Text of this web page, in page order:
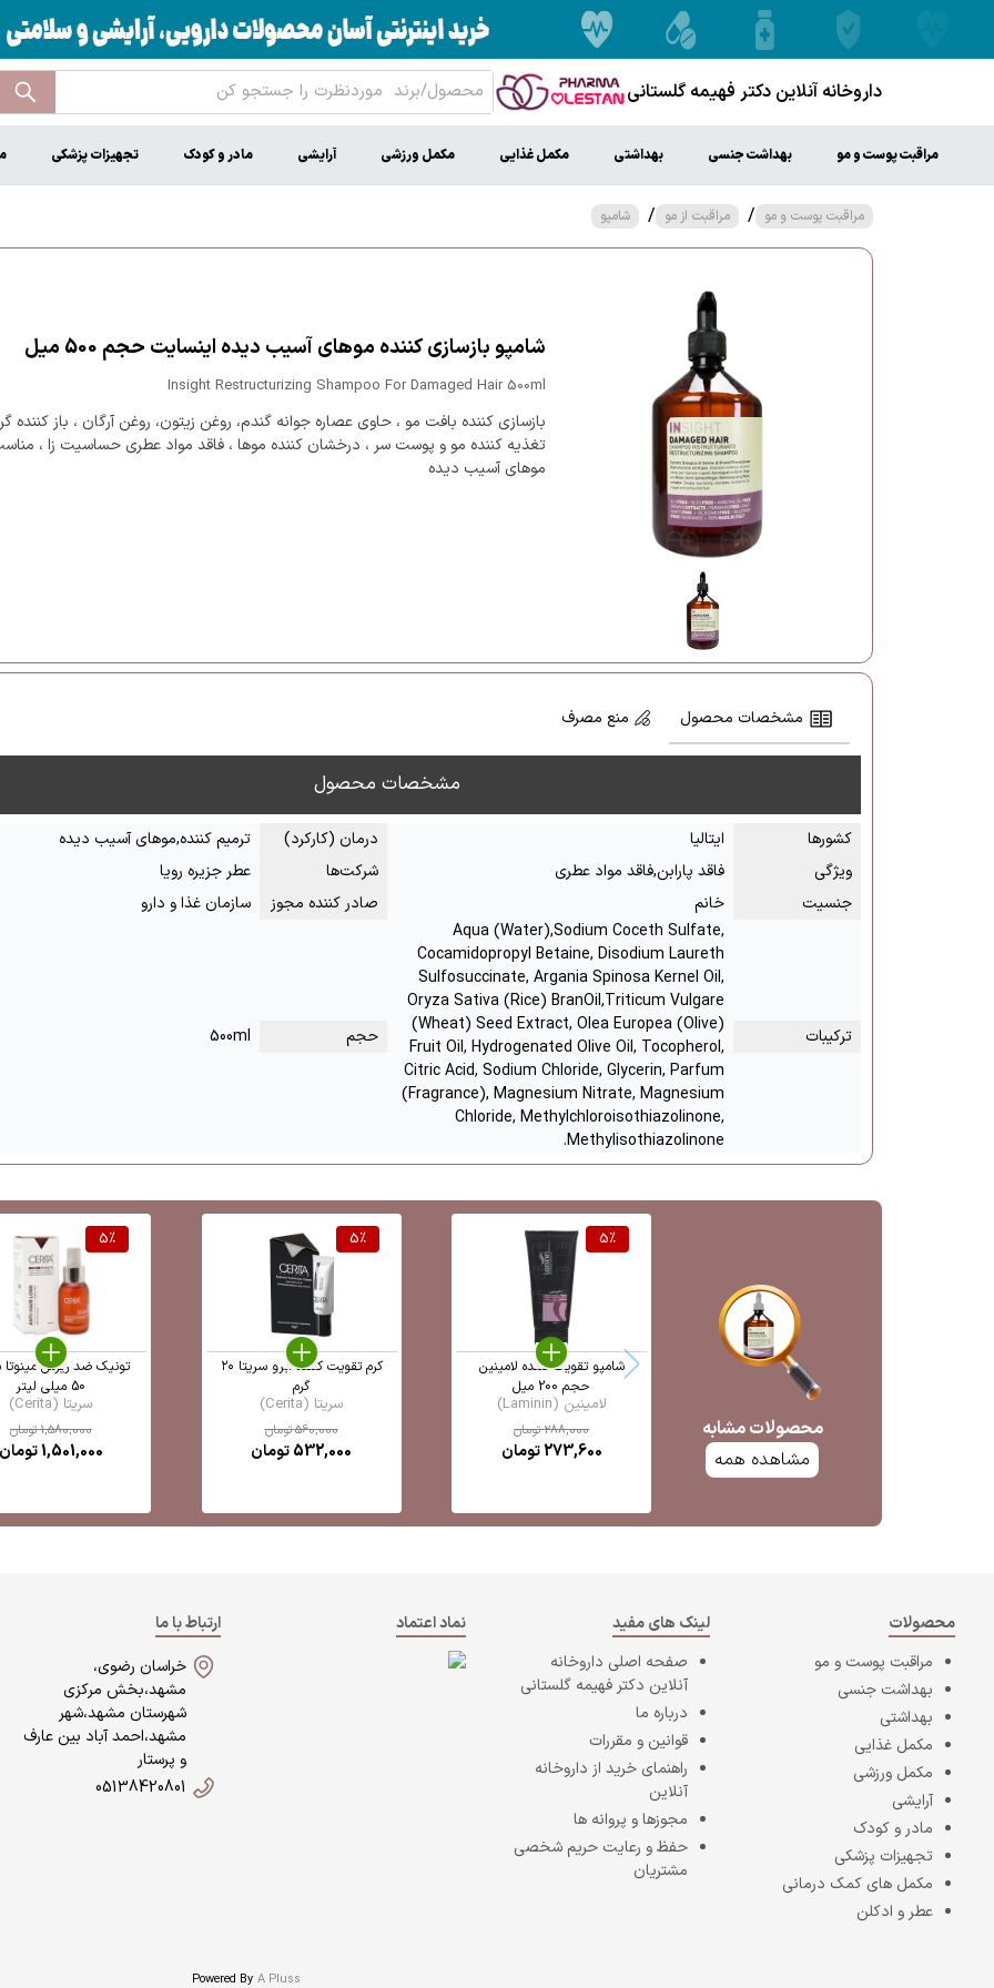
داروخانه آنلاین دکتر فهیمه گلستانی
مراقبت پوست و مو بهداشت جنسی بهداشتی مکمل غذایی مکمل ورزشی آرایشی مادر و کودک تجهیزات پزشکی
مراقبت پوست و مو / مراقبت از مو / شامپو
شامپو بازسازی کننده موهای آسیب دیده اینسایت حجم 500 میل
Insight Restructurizing Shampoo For Damaged Hair 500ml
بازسازی کننده بافت مو ، حاوی عصاره جوانه گندم، روغن زیتون، روغن آرگان ، باز کننده
تغذیه کننده مو و پوست سر ، درخشان کننده موها ، فاقد مواد عطری حساسیت زا ،
موهای آسیب دیده
مشخصات محصول منع مصرف
مشخصات محصول
کشور‌ها ایتالیا درمان (کارکرد)
ترمیم کننده,موهای آسیب دیده
ویژگی
فاقد پارابن,فاقد مواد عطری شرکت‌ها
عطر جزیره رویا
جنسیت
خانم صادر کننده مجوز سازمان غذا و دارو
ترکیبات
Aqua (Water),Sodium Coceth Sulfate,
Cocamidopropyl Betaine, Disodium Laureth
Sulfosuccinate, Argania Spinosa Kernel Oil,
Oryza Sativa (Rice) BranOil,Triticum Vulgare
(Wheat) Seed Extract, Olea Europea (Olive)
Fruit Oil, Hydrogenated Olive Oil, Tocopherol,
Citric Acid, Sodium Chloride, Glycerin, Parfum
(Fragrance), Magnesium Nitrate, Magnesium
Chloride, Methylchloroisothiazolinone,
Methylisothiazolinone.
حجم 500ml
محصولات مشابه
مشاهده همه
5%
شامپو تقویت کننده لامینین
حجم 200 میل
لامینین (Laminin)
288,000تومان
273,600تومان
5%
کرم تقویت کننده ابرو سریتا ۲۰
گرم
سریتا (Cerita)
560,000تومان
532,000تومان
5%
تونیک ضد ریزش مینوتا
50 میلی لیتر
سریتا (Cerita)
1,580,000تومان
1,501,000تومان
محصولات
مراقبت پوست و مو
بهداشت جنسی
بهداشتی
مکمل غذایی
مکمل ورزشی
آرایشی
مادر و کودک
تجهیزات پزشکی
مکمل های کمک درمانی
عطر و ادکلن
لینک های مفید
صفحه اصلی داروخانه
آنلاین دکتر فهیمه گلستانی
درباره ما
قوانین و مقررات
راهنمای خرید از داروخانه
آنلاین
مجوزها و پروانه ها
حفظ و رعایت حریم شخصی
مشتریان
نماد اعتماد
ارتباط با ما
خراسان رضوی،
مشهد،بخش مرکزی
شهرستان مشهد،شهر
مشهد،احمد آباد بین عارف
و پرستار
05138420801
A Pluss
Powered By